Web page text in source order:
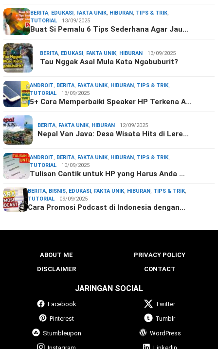
BERITA, EDUKASI , FAKTA UNIK, HIBURAN , TIPS & TRIK,
TUTORIAL
13/09/2025
Buat Si Pemalu 6 Tips Sederhana Agar Jau…
BERITA, EDUKASI , FAKTA UNIK, HIBURAN 13/09/2025
Tau Nggak Asal Mula Kata Ngabuburit?
ANDROIT, BERITA, FAKTA UNIK, HIBURAN , TIPS & TRIK,
TUTORIAL
13/09/2025
5+ Cara Memperbaiki Speaker HP Terkena A…
BERITA, FAKTA UNIK, HIBURAN 12/09/2025
Nepal Van Java: Desa Wisata Hits di Lere…
ANDROIT, BERITA, FAKTA UNIK, HIBURAN , TIPS & TRIK,
TUTORIAL
10/09/2025
Tulisan Cantik untuk HP yang Harus Anda …
BERITA, BISNIS, EDUKASI , FAKTA UNIK, HIBURAN , TIPS & TRIK,
TUTORIAL
09/09/2025
Cara Promosi Podcast di Indonesia dengan…
ABOUT ME
PRIVACY POLICY
DISCLAIMER
CONTACT
JARINGAN SOCIAL
Facebook
Twitter
Pinterest
Tumblr
Stumbleupon
WordPress